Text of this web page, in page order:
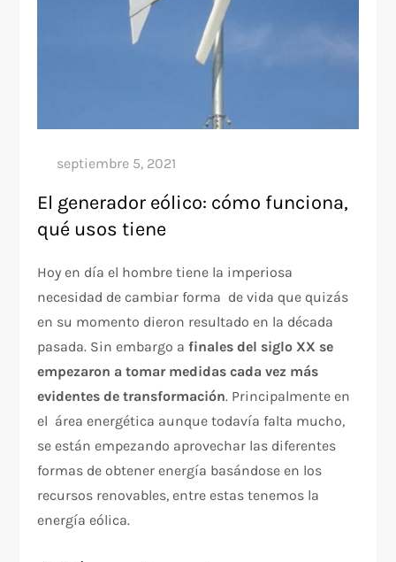
El generador eólico: cómo funciona,
qué usos tiene
Hoy en día el hombre tiene la imperiosa
necesidad de cambiar forma de vida que quizás
en su momento dieron resultado en la década
pasada. Sin embargo afinales del siglo XX se
empezaron a tomar medidas cada vez más
evidentes de transformación. Principalmente en
el área energética aunque todavía falta mucho,
se están empezando aprovechar las diferentes
formas de obtener energía basándose en los
recursos renovables, entre estas tenemos la
energía eólica.